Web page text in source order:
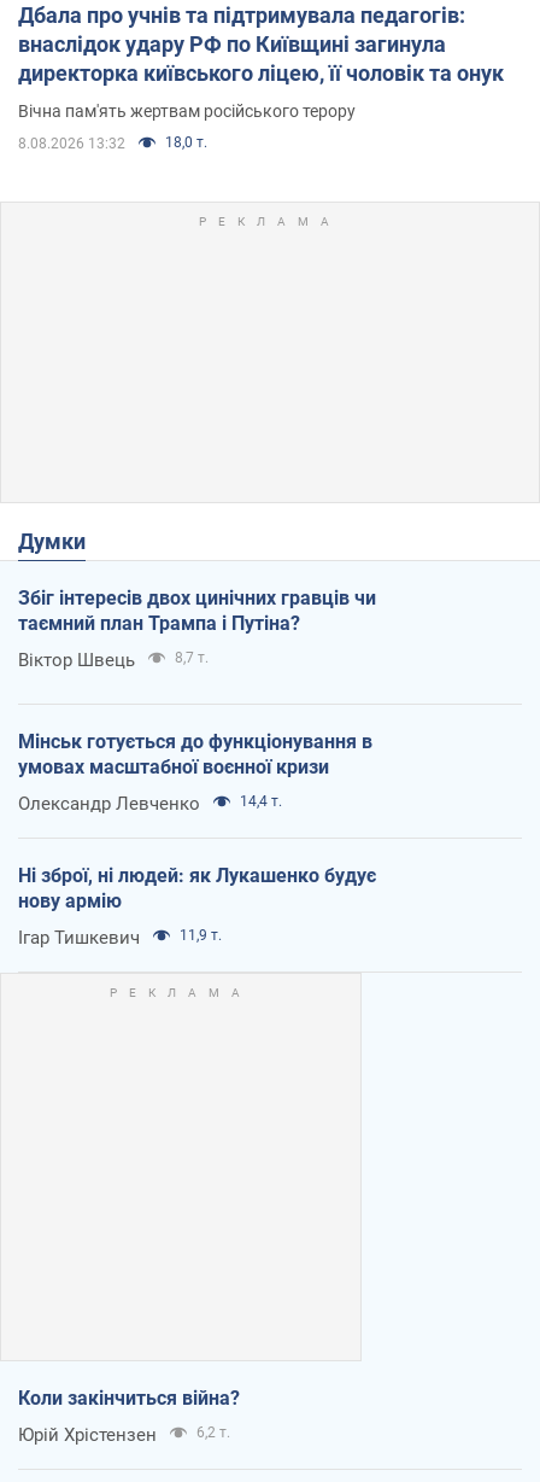
Дбала про учнів та підтримувала педагогів:
внаслідок удару РФ по Київщині загинула
директорка київського ліцею, її чоловік та онук
Вічна пам'ять жертвам російського терору
8.08.2026 13:32 18,0 т.
Думки
Збіг інтересів двох цинічних гравців чи
таємний план Трампа і Путіна?
Віктор Швець 8,7 т.
Мінськ готується до функціонування в
умовах масштабної воєнної кризи
Олександр Левченко 14,4 т.
Ні зброї, ні людей: як Лукашенко будує
нову армію
Ігар Тишкевич 11,9 т.
Коли закінчиться війна?
Юрій Хрістензен 6,2 т.